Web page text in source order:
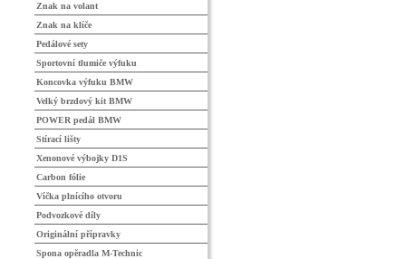
Znak na volant
Znak na klíče
Pedálové sety
Sportovní tlumiče výfuku
Koncovka výfuku BMW
Velký brzdový kit BMW
POWER pedál BMW
Stírací lišty
Xenonové výbojky D1S
Carbon fólie
Víčka plnícího otvoru
Podvozkové díly
Originální přípravky
Spona opěradla M-Technic